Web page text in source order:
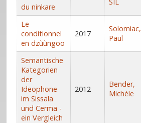
du ninkare
Le
conditionnel
en dzùùngoo
2017
Solomiac,
Paul
Semantische
Kategorien
der
Ideophone
im Sissala
und Cerma -
ein Vergleich
2012
Bender,
Michèle